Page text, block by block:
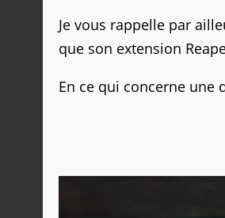
Je vous rappelle par
que son extension
En ce qui concerne une